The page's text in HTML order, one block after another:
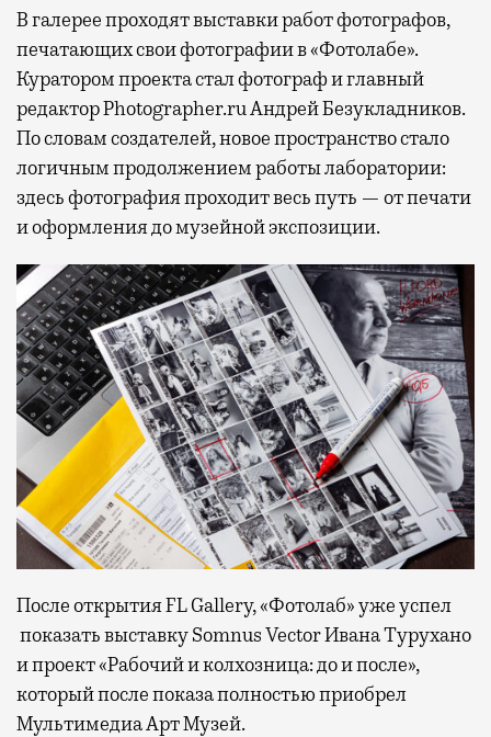
В галерее проходят выставки работ фотографов,
печатающих свои фотографии в «Фотолабе».
Куратором проекта стал фотограф и главный
редактор Photographer.ru Андрей Безукладников.
По словам создателей, новое пространство стало
логичным продолжением работы лаборатории:
здесь фотография проходит весь путь — от печати
и оформления до музейной экспозиции.
После открытия FL Gallery, «Фотолаб» уже успел
показать выставку Somnus Vector Ивана Турухано
и проект «Рабочий и колхозница: до и после»,
который после показа полностью приобрел
Мультимедиа Арт Музей.